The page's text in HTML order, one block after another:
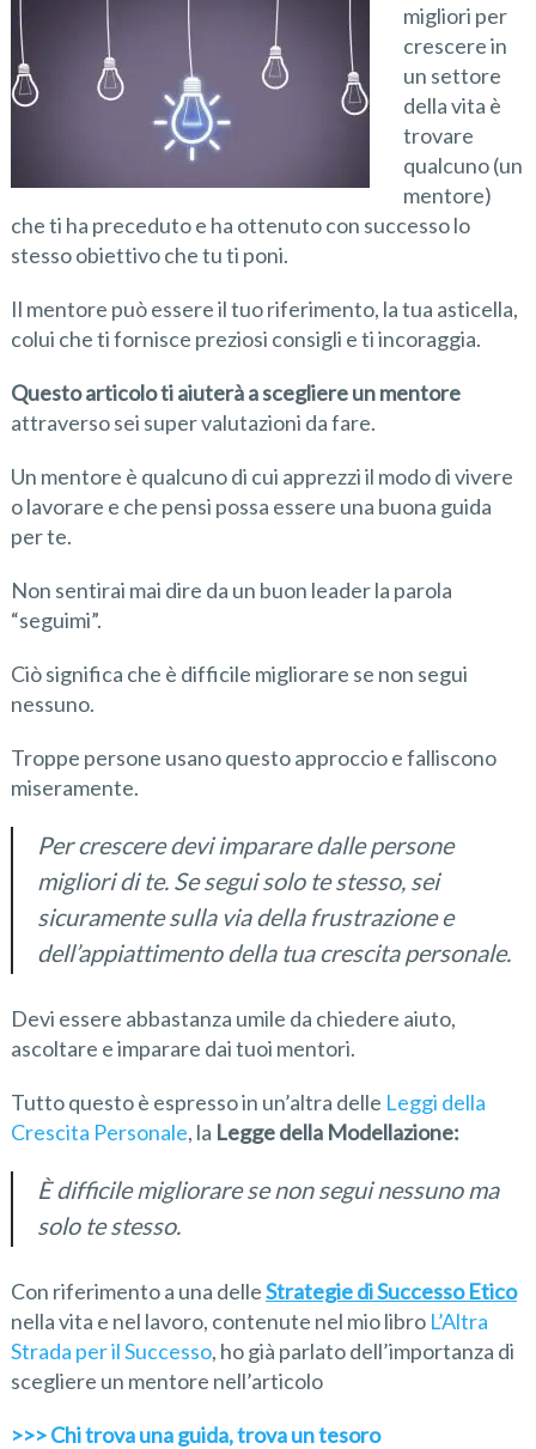
migliori per
crescere in
un settore
della vita è
trovare
qualcuno (un
mentore)
che ti ha preceduto e ha ottenuto con successo lo
stesso obiettivo che tu ti poni.
Il mentore può essere il tuo riferimento, la tua asticella,
colui che ti fornisce preziosi consigli e ti incoraggia.
Questo articolo ti aiuterà a scegliere un mentore
attraverso sei super valutazioni da fare.
Un mentore è qualcuno di cui apprezzi il modo di vivere
o lavorare e che pensi possa essere una buona guida
per te.
Non sentirai mai dire da un buon leader la parola
“seguimi”.
Ciò significa che è difficile migliorare se non segui
nessuno.
Troppe persone usano questo approccio e falliscono
miseramente.
Per crescere devi imparare dalle persone
migliori di te. Se segui solo te stesso, sei
sicuramente sulla via della frustrazione e
dell’appiattimento della tua crescita personale.
Devi essere abbastanza umile da chiedere aiuto,
ascoltare e imparare dai tuoi mentori.
Tutto questo è espresso in un’altra delle Leggi della
Crescita Personale, la Legge della Modellazione:
È difficile migliorare se non segui nessuno ma
solo te stesso.
Con riferimento a una delleStrategie di Successo Etico
nella vita e nel lavoro, contenute nel mio libro L’Altra
Strada per il Successo, ho già parlato dell’importanza di
scegliere un mentore nell’articolo
>>> Chi trova una guida, trova un tesoro